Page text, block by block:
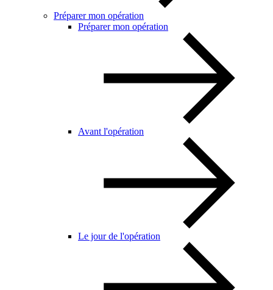
Préparer mon opération
Préparer mon opération
Avant l'opération
Le jour de l'opération